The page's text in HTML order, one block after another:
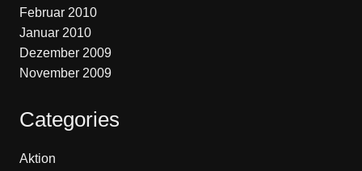
Februar 2010
Januar 2010
Dezember 2009
November 2009
Categories
Aktion